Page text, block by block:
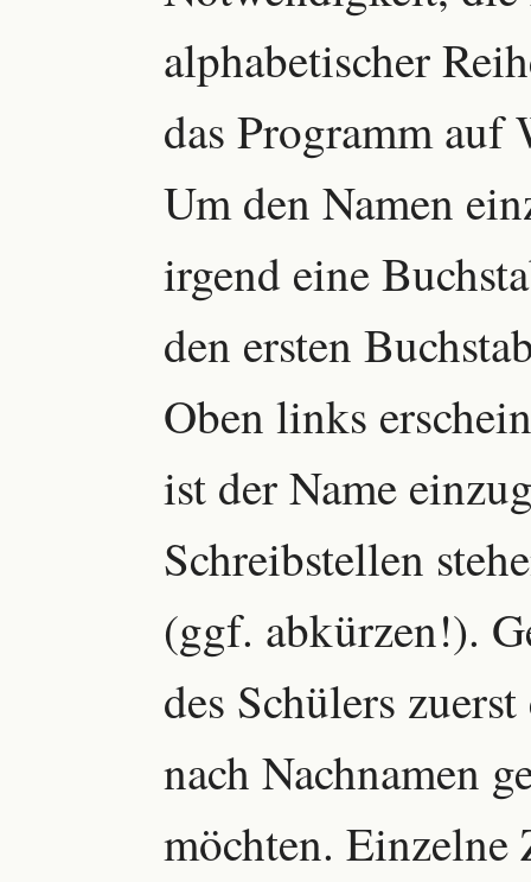
alphabetischer
das Programm auf
Um den Namen
irgend eine
den ersten
Oben links
ist der Name
Schreibstellen
(ggf. abkürzen!).
des Schülers
nach Nachnamen
möchten. Einzelne